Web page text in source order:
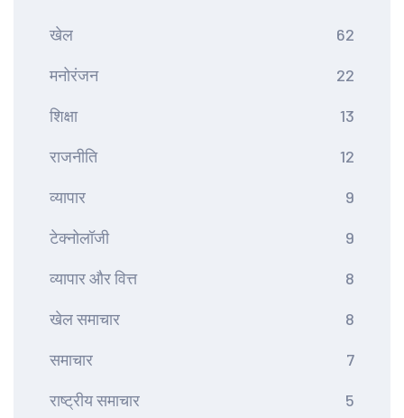
खेल 62
मनोरंजन 22
शिक्षा 13
राजनीति 12
व्यापार 9
टेक्नोलॉजी 9
व्यापार और वित्त 8
खेल समाचार 8
समाचार 7
राष्ट्रीय समाचार 5